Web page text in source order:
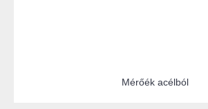
Mérőék acélból